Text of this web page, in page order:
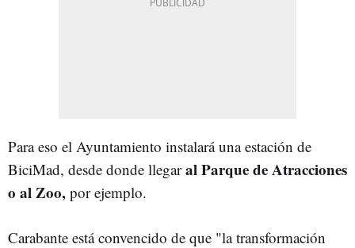
Para eso el Ayuntamiento instalará una estación de
BiciMad, desde donde llegaral Parque de Atracciones
o al Zoo, por ejemplo.
Carabante está convencido de que "la transformación